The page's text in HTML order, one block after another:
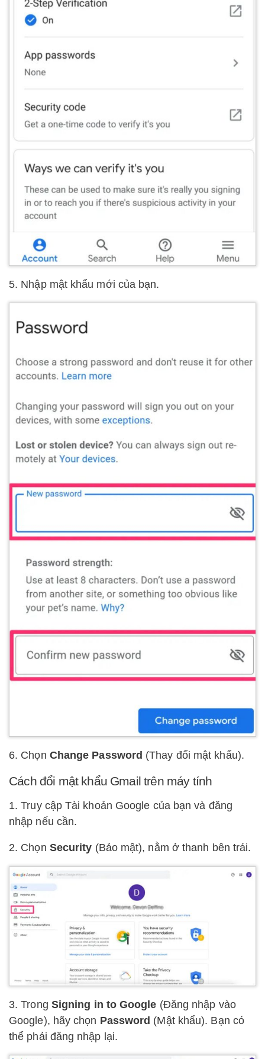
5. Nhập mật khẩu mới của bạn.
6. Chọn Change Password (Thay đổi mật khẩu).
Cách đổi mật khẩu Gmail trên máy tính
1. Truy cập Tài khoản Google của bạn và đăng
nhập nếu cần.
2. Chọn Security (Bảo mật), nằm ở thanh bên trái.
3. Trong Signing in to Google (Đăng nhập vào
Google), hãy chọn Password (Mật khẩu). Bạn có
thể phải đăng nhập lại.